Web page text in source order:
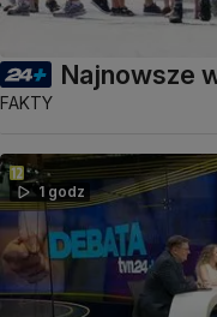
Najnowsze
FAKTY
1 godz